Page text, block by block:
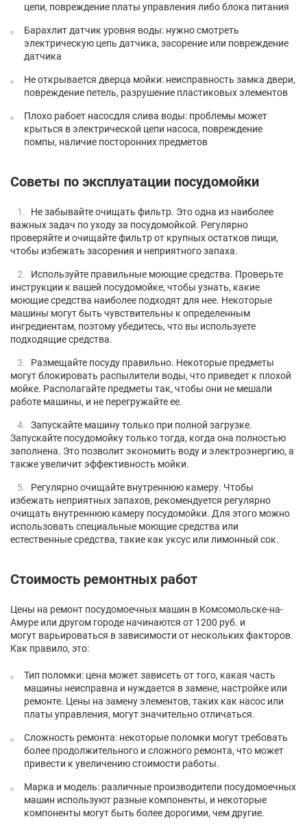
цепи, повреждение платы управления либо блока питания
Барахлит датчик уровня воды: нужно смотреть
электрическую цепь датчика, засорение или повреждение
датчика
Не открывается дверца мойки: неисправность замка двери,
повреждение петель, разрушение пластиковых элементов
Плохо рабоет насосдля слива воды: проблемы может
крыться в электрической цепи насоса, повреждение
помпы, наличие посторонних предметов
Советы по эксплуатации посудомойки
Не забывайте очищать фильтр. Это одна из наиболее
важных задач по уходу за посудомойкой. Регулярно
проверяйте и очищайте фильтр от крупных остатков пищи,
чтобы избежать засорения и неприятного запаха.
Используйте правильные моющие средства. Проверьте
инструкции к вашей посудомойке, чтобы узнать, какие
моющие средства наиболее подходят для нее. Некоторые
машины могут быть чувствительны к определенным
ингредиентам, поэтому убедитесь, что вы используете
подходящие средства.
Размещайте посуду правильно. Некоторые предметы
могут блокировать распылители воды, что приведет к плохой
мойке. Располагайте предметы так, чтобы они не мешали
работе машины, и не перегружайте ее.
Запускайте машину только при полной загрузке.
Запускайте посудомойку только тогда, когда она полностью
заполнена. Это позволит экономить воду и электроэнергию, а
также увеличит эффективность мойки.
Регулярно очищайте внутреннюю камеру. Чтобы
избежать неприятных запахов, рекомендуется регулярно
очищать внутреннюю камеру посудомойки. Для этого можно
использовать специальные моющие средства или
естественные средства, такие как уксус или лимонный сок.
Стоимость ремонтных работ
Цены на ремонт посудомоечных машин в Комсомольске-на-
Амуре или другом городе начинаются от 1200 руб. и
могут варьироваться в зависимости от нескольких факторов.
Как правило, это:
Тип поломки: цена может зависеть от того, какая часть
машины неисправна и нуждается в замене, настройке или
ремонте. Цены на замену элементов, таких как насос или
платы управления, могут значительно отличаться.
Сложность ремонта: некоторые поломки могут требовать
более продолжительного и сложного ремонта, что может
привести к увеличению стоимости работы.
Марка и модель: различные производители посудомоечных
машин используют разные компоненты, и некоторые
компоненты могут быть более дорогими, чем другие.